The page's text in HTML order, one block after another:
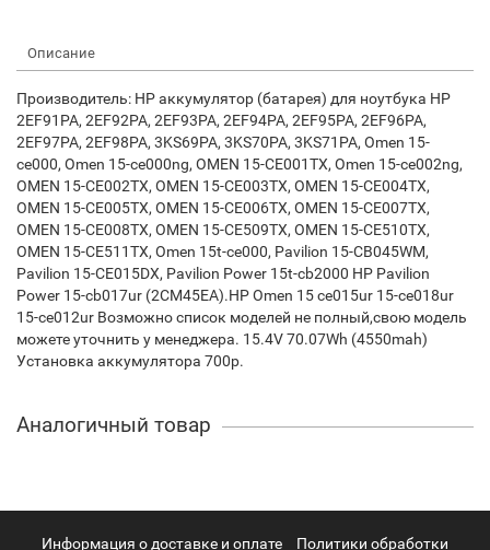
Описание
Производитель: HP аккумулятор (батарея) для ноутбука HP
2EF91PA, 2EF92PA, 2EF93PA, 2EF94PA, 2EF95PA, 2EF96PA,
2EF97PA, 2EF98PA, 3KS69PA, 3KS70PA, 3KS71PA, Omen 15-
ce000, Omen 15-ce000ng, OMEN 15-CE001TX, Omen 15-ce002ng,
OMEN 15-CE002TX, OMEN 15-CE003TX, OMEN 15-CE004TX,
OMEN 15-CE005TX, OMEN 15-CE006TX, OMEN 15-CE007TX,
OMEN 15-CE008TX, OMEN 15-CE509TX, OMEN 15-CE510TX,
OMEN 15-CE511TX, Omen 15t-ce000, Pavilion 15-CB045WM,
Pavilion 15-CE015DX, Pavilion Power 15t-cb2000 HP Pavilion
Power 15-cb017ur (2CM45EA).HP Omen 15 ce015ur 15-ce018ur
15-ce012ur Возможно список моделей не полный,свою модель
можете уточнить у менеджера. 15.4V 70.07Wh (4550mah)
Установка аккумулятора 700р.
Аналогичный товар
Информация о доставке и оплате Политики обработки